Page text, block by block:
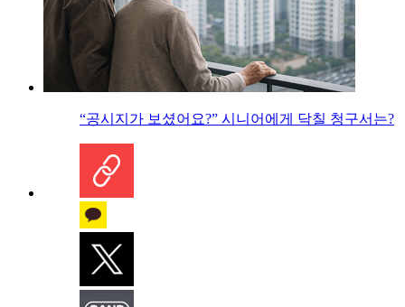
“공시지가 보셨어요?” 시니어에게 닥칠 청구서는?